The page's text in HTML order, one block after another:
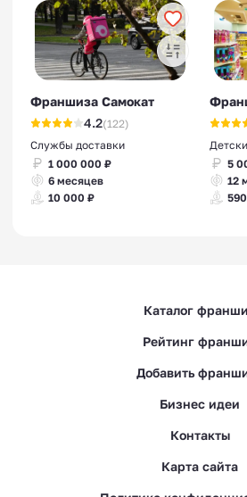
Франшиза Самокат
4.2(122)
Службы доставки
1 000 000 ₽
6 месяцев
10 000 ₽
5
12
Каталог
Рейтинг
Добавить
Бизнес идеи
Контакты
Карта сайта